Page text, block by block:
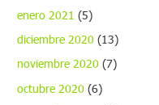
enero 2021 (5)
diciembre 2020 (13)
noviembre 2020 (7)
octubre 2020 (6)